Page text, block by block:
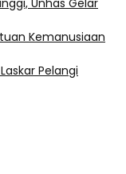
Kemanusiaan
Pelangi